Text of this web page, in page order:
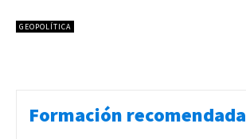
GEOPOLÍTICA
Formación recomendada